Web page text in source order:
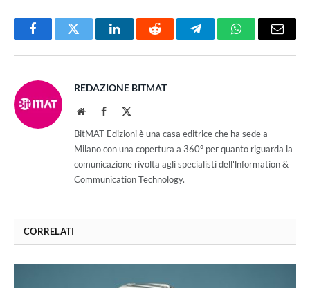
FacebookTwitter LinkedInReddit TelegramWhatsAppEmail
REDAZIONE BITMAT
WebsiteFacebook
BitMAT Edizioni è una casa editrice che ha sede a
Milano con una copertura a 360° per quanto riguarda la
comunicazione rivolta agli specialisti dell'lnformation &
Communication Technology.
CORRELATI